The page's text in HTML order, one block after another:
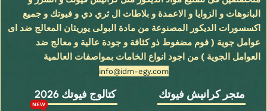
البانوهات و الزوايا و الاعمدة و بلاطات ال ثري دي و فيوتك و جميع
اكسسورات الديكور المصنوعة من مادة البولى يوريثان المعالج ضد اى
عوامل جوية ( فوم مضغوط ذو كثافة و جودة عالية و معالج ضد
العوامل الجوية ) من اجود انواع الخامات بمواصفات العالمية
info@idm-egy.com
متجر كرانيش فيوتك كتالوج فيوتك 2026
NEW